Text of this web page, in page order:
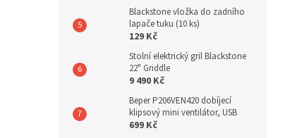
Blackstone vložka do zadního
lapače tuku (10 ks)
129 Kč
Stolní elektrický gril Blackstone
22" Griddle
9 490 Kč
Beper P206VEN420 dobíjecí
klipsový mini ventilátor, USB
699 Kč